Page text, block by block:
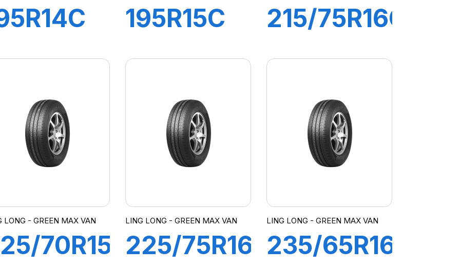
VAN
195R15C
GREEN-
MAX VAN
215/75R16C
R666
LONG - GREEN MAX VAN
70R15C
LING LONG - GREEN MAX VAN
225/75R16C
LING LONG - GREEN MAX VAN
235/65R16C